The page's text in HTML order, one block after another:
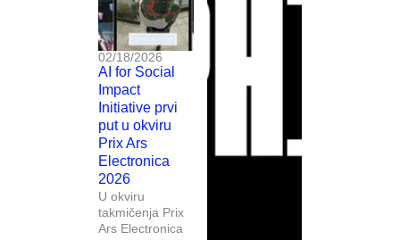
02/18/2026
AI for Social
Impact
Initiative prvi
put u okviru
Prix Ars
Electronica
2026
U okviru
takmičenja Prix
Ars Electronica